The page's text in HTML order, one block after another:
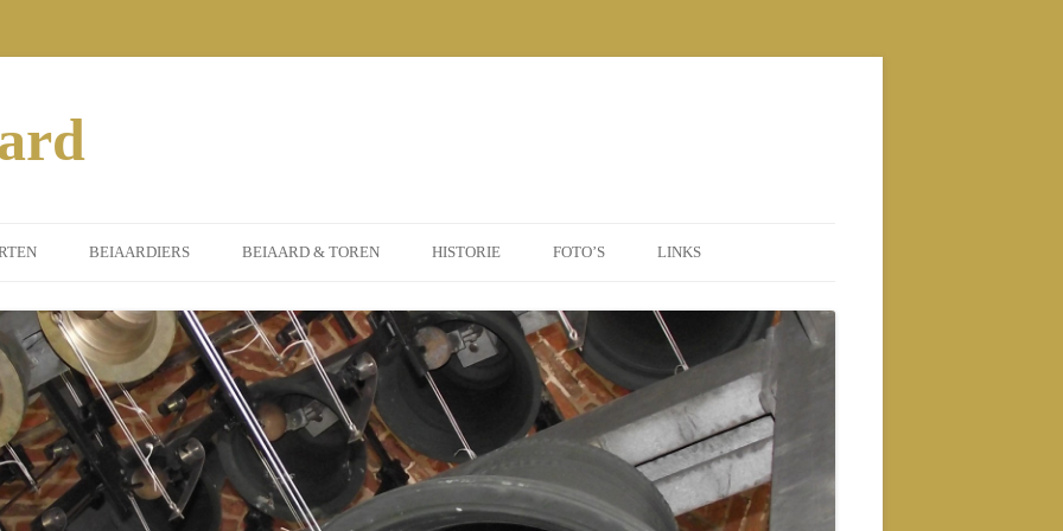
2014
2015
2016
BEIAARDIERS
DORPSBEIAARDIER
GASTBEIAARDIERS
BEIAARD & TOREN
INSTRUMENT
ST. PETRUS TOREN
HISTORIE FOTO’S
POSTERS
2010 NIEUWE BEIAARD
2010
LINKS